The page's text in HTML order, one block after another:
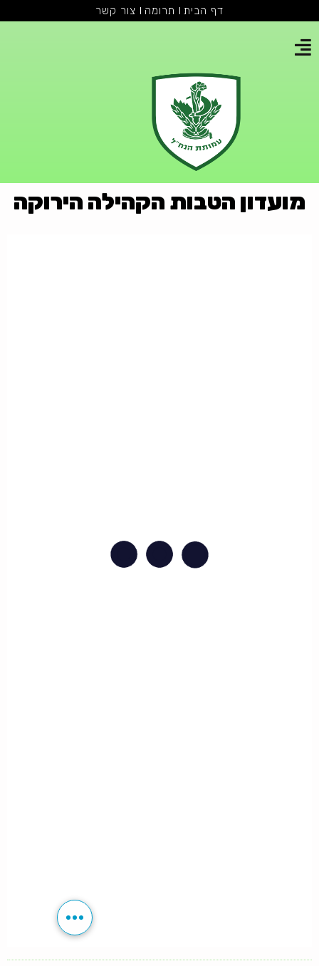
דף הבית תרומה צור קשר
מועדון הטבות הקהילה הירוקה